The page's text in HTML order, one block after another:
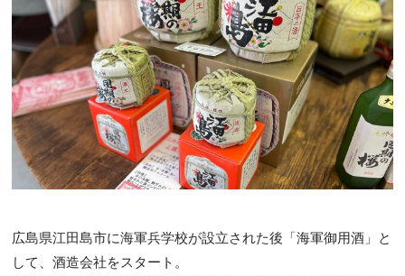
広島県江田島市に海軍兵学校が設立された後「海軍御用酒」と
して、酒造会社をスタート。